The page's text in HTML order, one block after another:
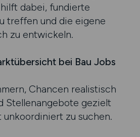
dabei, fundierte
treffen und die eigene
zu entwickeln.
bei Bau Jobs
Chancen realistisch
Stellenangebote gezielt
unkoordiniert zu suchen.